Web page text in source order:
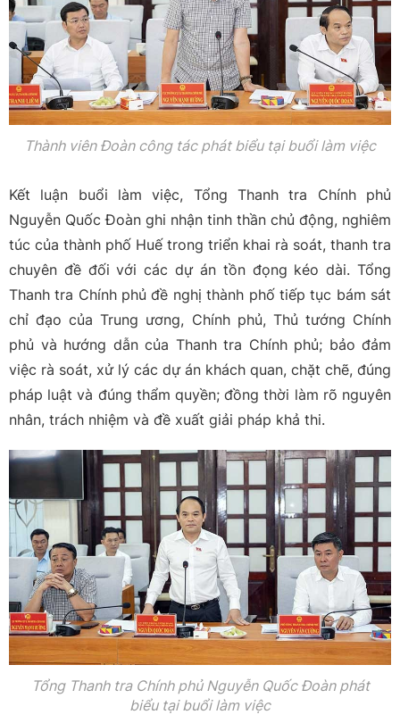
Thành viên Đoàn công tác phát biểu tại buổi làm việc
Kết luận buổi làm việc, Tổng Thanh tra Chính phủ
Nguyễn Quốc Đoàn ghi nhận tinh thần chủ động, nghiêm
túc của thành phố Huế trong triển khai rà soát, thanh tra
chuyên đề đối với các dự án tồn đọng kéo dài. Tổng
Thanh tra Chính phủ đề nghị thành phố tiếp tục bám sát
chỉ đạo của Trung ương, Chính phủ, Thủ tướng Chính
phủ và hướng dẫn của Thanh tra Chính phủ; bảo đảm
việc rà soát, xử lý các dự án khách quan, chặt chẽ, đúng
pháp luật và đúng thẩm quyền; đồng thời làm rõ nguyên
nhân, trách nhiệm và đề xuất giải pháp khả thi.
Tổng Thanh tra Chính phủ Nguyễn Quốc Đoàn phát
biểu tại buổi làm việc